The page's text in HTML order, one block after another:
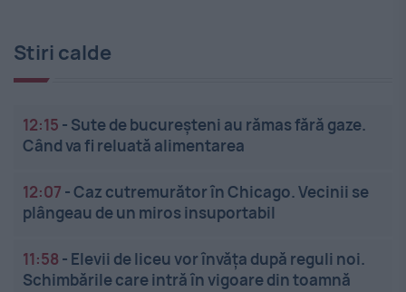
Stiri calde
12:15 - Sute de bucureșteni au rămas fără gaze.
Când va fi reluată alimentarea
12:07 -Caz cutremurător în Chicago. Vecinii se
plângeau de un miros insuportabil
11:58 - Elevii de liceu vor învăța după reguli noi.
Schimbările care intră în vigoare din toamnă